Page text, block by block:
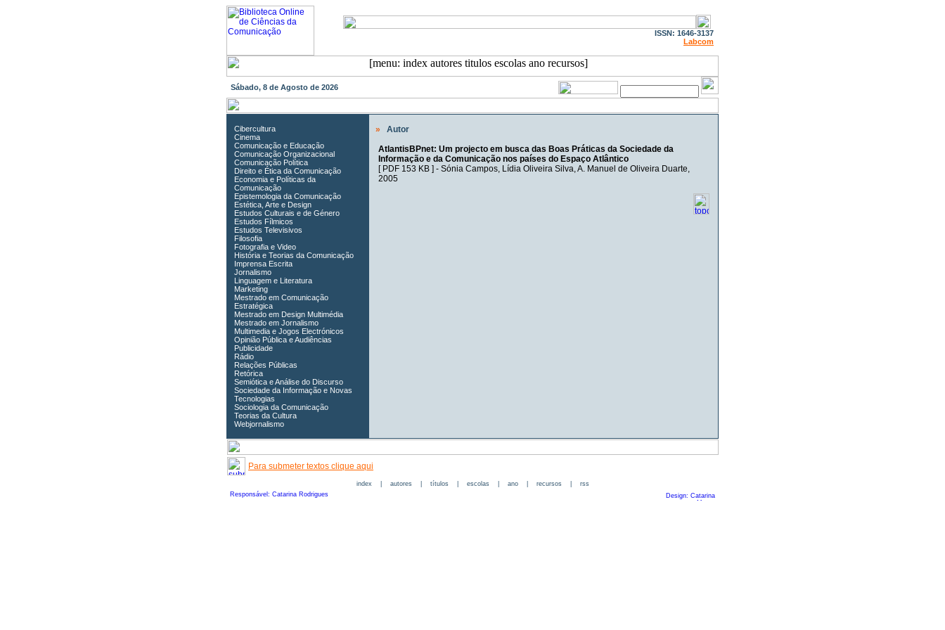
ISSN: 1646-3137
Labcom
Sábado, 8 de Agosto de 2026
Cibercultura
Cinema
Comunicação e Educação
Comunicação Organizacional
Comunicação Política
Direito e Ética da Comunicação
Economia e Políticas da
Comunicação
Epistemologia da Comunicação
Estética, Arte e Design
Estudos Culturais e de Género
Estudos Fílmicos
Estudos Televisivos
Filosofia
Fotografia e Video
História e Teorias da Comunicação
Imprensa Escrita
Jornalismo
Linguagem e Literatura
Marketing
Mestrado em Comunicação
Estratégica
Mestrado em Design Multimédia
Mestrado em Jornalismo
Multimedia e Jogos Electrónicos
Opinião Pública e Audiências
Publicidade
Rádio
Relações Públicas
Retórica
Semiótica e Análise do Discurso
Sociedade da Informação e Novas
Tecnologias
Sociologia da Comunicação
Teorias da Cultura
Webjornalismo
»
Autor
AtlantisBPnet: Um projecto em busca das Boas Práticas da Sociedade da
Informação e da Comunicação nos países do Espaço Atlântico
[ PDF 153 KB] - Sónia Campos, Lídia Oliveira Silva,A. Manuel de Oliveira Duarte,
2005
Para submeter textos clique aqui
index| autores| títulos| escolas| ano| recursos| rss